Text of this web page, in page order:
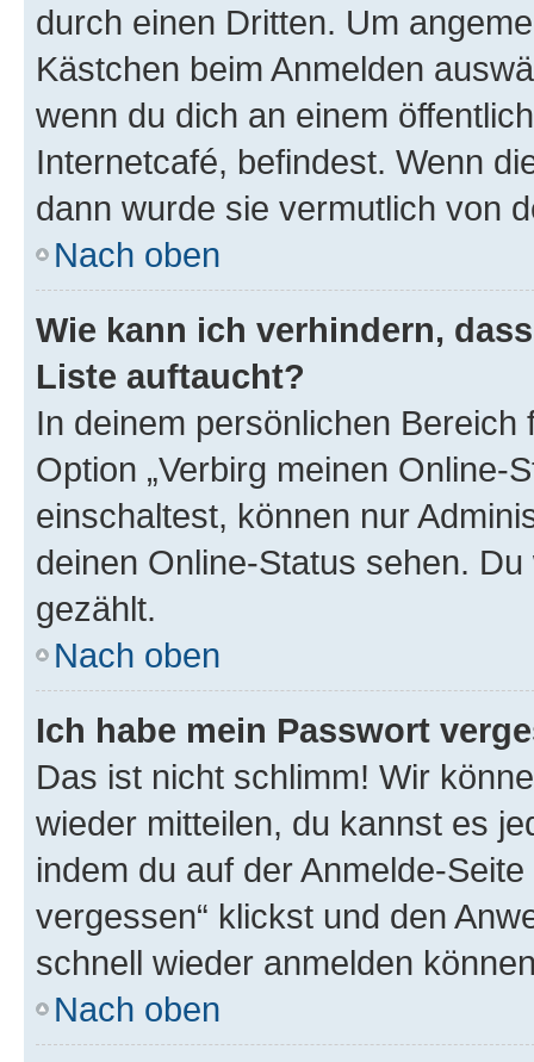
durch einen Dritten. Um
Kästchen beim Anmelden
wenn du dich an einem
Internetcafé, befindest. Wenn
dann wurde sie vermutlich von
Nach oben
Wie kann ich verhindern,
Liste auftaucht?
In deinem persönlichen
Option „Verbirg meinen Online-
einschaltest, können nur
deinen Online-Status sehen.
gezählt.
Nach oben
Ich habe mein Passwort
Das ist nicht schlimm! Wir
wieder mitteilen, du kannst es
indem du auf der Anmelde-
vergessen“ klickst und den
schnell wieder anmelden
Nach oben